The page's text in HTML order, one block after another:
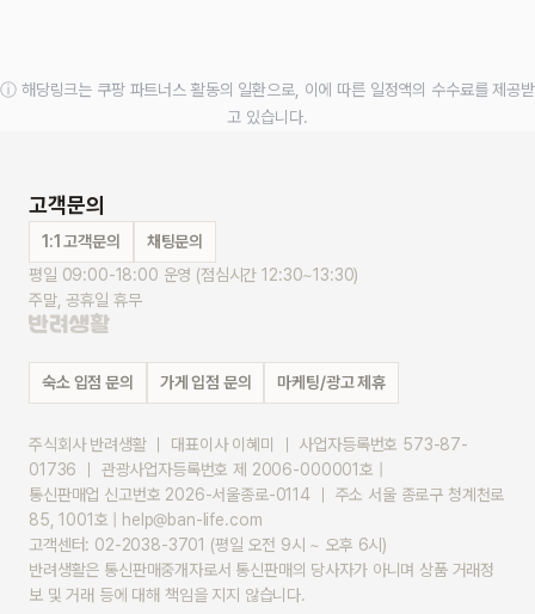
ⓘ 해당링크는 쿠팡 파트너스 활동의 일환으로, 이에 따른 일정액의 수수료를 제공받
고 있습니다.
고객문의
1:1 고객문의
채팅문의
평일 09:00-18:00 운영 (점심시간 12:30~13:30)
주말, 공휴일 휴무
숙소 입점 문의 가게 입점 문의 마케팅/광고 제휴
주식회사 반려생활 ｜ 대표이사 이혜미 ｜ 사업자등록번호 573-87-
01736 ｜ 관광사업자등록번호 제 2006-000001호 |
통신판매업 신고번호 2026-서울종로-0114 ｜ 주소 서울 종로구 청계천로
85, 1001호 | help@ban-life.com
고객센터: 02-2038-3701 (평일 오전 9시 ~ 오후 6시)
반려생활은 통신판매중개자로서 통신판매의 당사자가 아니며 상품 거래정
보 및 거래 등에 대해 책임을 지지 않습니다.